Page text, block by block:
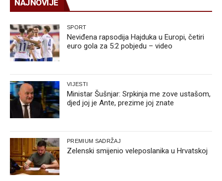
NAJNOVIJE
SPORT
Neviđena rapsodija Hajduka u Europi, četiri
euro gola za 5:2 pobjedu – video
VIJESTI
Ministar Šušnjar: Srpkinja me zove ustašom,
djed joj je Ante, prezime joj znate
PREMIUM SADRŽAJ
Zelenski smijenio veleposlanika u Hrvatskoj